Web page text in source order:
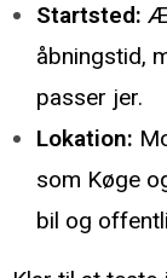
Startsted:
åbningstid,
passer jer.
Lokation:
som Køge
bil og